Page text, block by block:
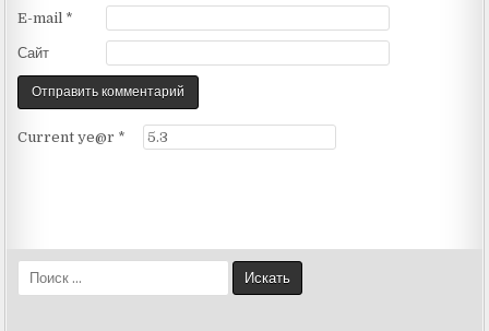
E-mail *
Сайт
Current ye@r *
e